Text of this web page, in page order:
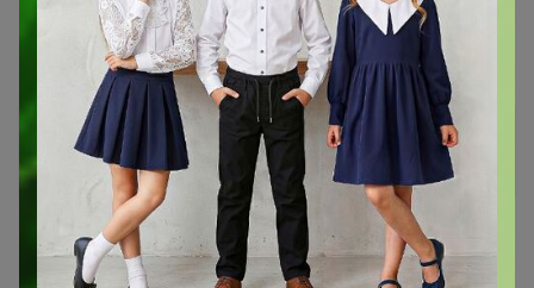
nfnf
Магистр
13 ноября, 2021 18:23